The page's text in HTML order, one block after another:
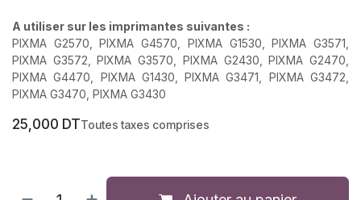
A utiliser sur les imprimantes suivantes :
PIXMA G2570, PIXMA G4570, PIXMA G1530, PIXMA G3571,
PIXMA G3572, PIXMA G3570, PIXMA G2430, PIXMA G2470,
PIXMA G4470, PIXMA G1430, PIXMA G3471, PIXMA G3472,
PIXMA G3470, PIXMA G3430
25,000 DTToutes taxes comprises